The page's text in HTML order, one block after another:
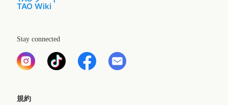
TAO Wiki
Stay connected
規約